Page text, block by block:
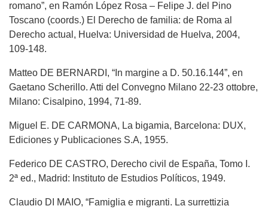
romano”, en Ramón López Rosa – Felipe J. del Pino
Toscano (coords.) El Derecho de familia: de Roma al
Derecho actual, Huelva: Universidad de Huelva, 2004,
109-148.
Matteo DE BERNARDI, “In margine a D. 50.16.144”, en
Gaetano Scherillo. Atti del Convegno Milano 22-23 ottobre,
Milano: Cisalpino, 1994, 71-89.
Miguel E. DE CARMONA, La bigamia, Barcelona: DUX,
Ediciones y Publicaciones S.A, 1955.
Federico DE CASTRO, Derecho civil de España, Tomo I.
2ª ed., Madrid: Instituto de Estudios Políticos, 1949.
Claudio DI MAIO, “Famiglia e migranti. La surrettizia